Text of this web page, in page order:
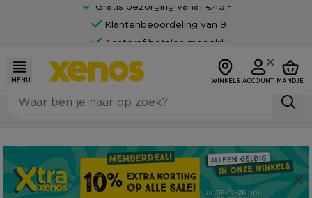
Gratis bezorging vanaf €45,-*
Klantenbeoordeling van 9
Achteraf betalen mogelijk
MENU WINKELS ACCOUNT MANDJE